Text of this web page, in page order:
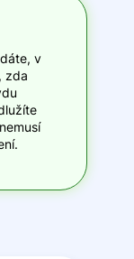
v
zda